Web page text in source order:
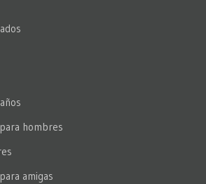
hombres
amigas